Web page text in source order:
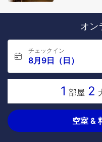
オン
チェックイン
8月9日（日）
1 部屋 2
空室 &